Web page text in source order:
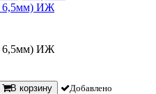
6,5мм) ИЖ
6,5мм) ИЖ
В корзину Добавлено